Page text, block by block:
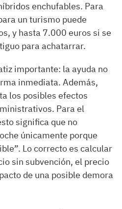
enchufables. Para
un turismo puede
y hasta 7.000 euros si se
para achatarrar.
importante: la ayuda no
inmediata. Además,
los posibles efectos
Para el
significa que no
únicamente porque
Lo correcto es calcular
sin subvención, el precio
de una posible demora